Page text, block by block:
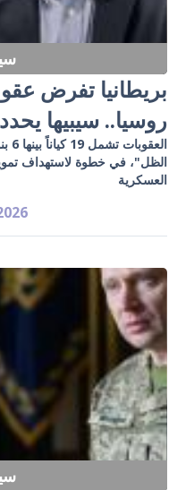
بريطانيا تفرض
روسيا.. سيبيها
الظل"، في خطوة لاستهداف
العسكرية